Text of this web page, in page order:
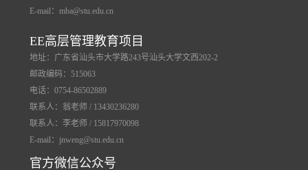
E-mail：mba@stu.edu.cn
EE高层管理教育项目
地址：广东省汕头市大学路243号汕头大学文西202-2
邮政编码：515063
电话：0754-86502889
联系人：翁老师 / 13430236280
联系人：李老师 / 15817970098
E-mail：jnweng@stu.edu.cn
官方微信公众号